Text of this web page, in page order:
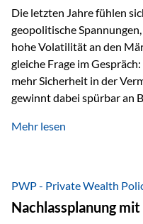
Die letzten Jahre fühlen
geopolitische
hohe Volatilität an den
gleiche Frage im
mehr Sicherheit in der
gewinnt dabei spürbar an
Wer Vermögen
Liechtenstein eine Rolle
Euro, mit einem
Und genau an dieser
Mehr lesen
PWP - Private Wealth
Nachlassplanung